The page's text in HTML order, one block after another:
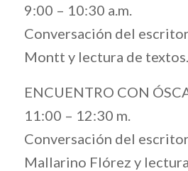
9:00 – 10:30 a.m.
Conversación del
Montt y lectura de textos.
ENCUENTRO CON
11:00 – 12:30 m.
Conversación del
Mallarino Flórez y